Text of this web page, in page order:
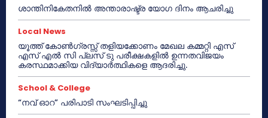
ശാന്തിനികേതനിൽ അന്താരാഷ്ട്ര യോഗ ദിനം ആചരിച്ചു
Local News
യൂത്ത് കോൺഗ്രസ്സ് തളിയക്കോണം മേഖല കമ്മറ്റി എസ്
എസ് എൽ സി പ്ലസ് ടു പരീക്ഷകളിൽ ഉന്നതവിജയം
കരസ്ഥമാക്കിയ വിദ്യാർത്ഥികളെ ആദരിച്ചു.
School & College
“നവ് ഓറ” പരിപാടി സംഘടിപ്പിച്ചു